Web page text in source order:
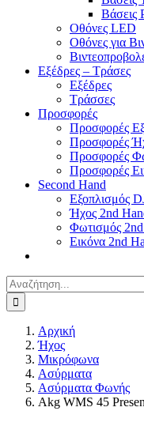
Βάσεις
Οθόνες LED
Οθόνες για
Εξέδρες – Τράσες
Εξέδρες
Τράσσες
Προσφορές
Προσφορές
Προσφορές
Προσφορές
Προσφορές
Second Hand
Εξοπλισμός
Ήχος 2nd
Φωτισμός
Εικόνα 2nd
Αναζήτηση
για:
Αρχική
Ήχος
Μικρόφωνα
Ασύρματα
Ασύρματα Φωνής
Akg WMS 45